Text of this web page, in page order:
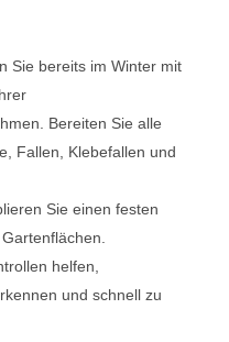
Sie bereits im Winter mit
Bereiten Sie alle
Fallen, Klebefallen und
Sie einen festen
helfen,
und schnell zu